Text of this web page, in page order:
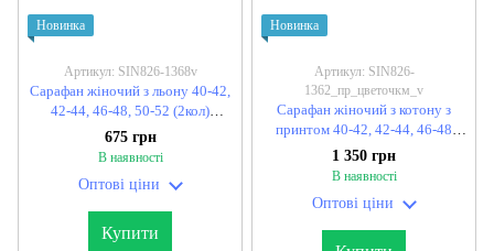
Новинка
Артикул: SIN826-1368v
Сарафан жіночий з льону 40-42,
42-44, 46-48, 50-52 (2кол)
"EMERALD" недорого від
прямого постачальника
675 грн
В наявності
Оптові ціни
Купити
Новинка
Артикул: SIN826-
1362_пр_цветочкм_v
Сарафан жіночий з котону з
принтом 40-42, 42-44, 46-48
"EMERALD" недорого від
прямого постачальника
1 350 грн
В наявності
Оптові ціни